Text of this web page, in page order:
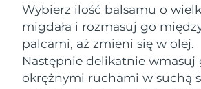
Wybierz ilość balsamu o
migdała i rozmasuj go
palcami, aż zmieni się w olej.
Następnie delikatnie wmasuj
okrężnymi ruchami w suchą